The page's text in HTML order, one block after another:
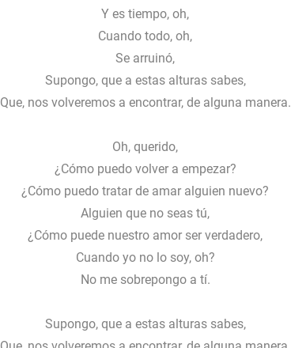
Y es tiempo, oh,
Cuando todo, oh,
Se arruinó,
Supongo, que a estas alturas sabes,
Que, nos volveremos a encontrar, de alguna manera.
Oh, querido,
¿Cómo puedo volver a empezar?
¿Cómo puedo tratar de amar alguien nuevo?
Alguien que no seas tú,
¿Cómo puede nuestro amor ser verdadero,
Cuando yo no lo soy, oh?
No me sobrepongo a tí.
Supongo, que a estas alturas sabes,